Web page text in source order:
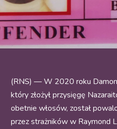
(RNS) — W 2020 roku Damon
który złożył przysięgę
obetnie włosów, został
przez strażników w Raymond